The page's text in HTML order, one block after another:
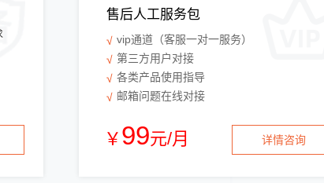
售后人工服务包
vip通道（客服一对一服务）
第三方用户对接
各类产品使用指导
邮箱问题在线对接
￥ 99元/月 详情咨询